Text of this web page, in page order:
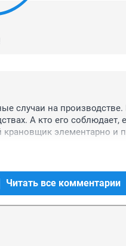
случаи на
А кто его соблюдает,
элементарно и
Читать все комментарии